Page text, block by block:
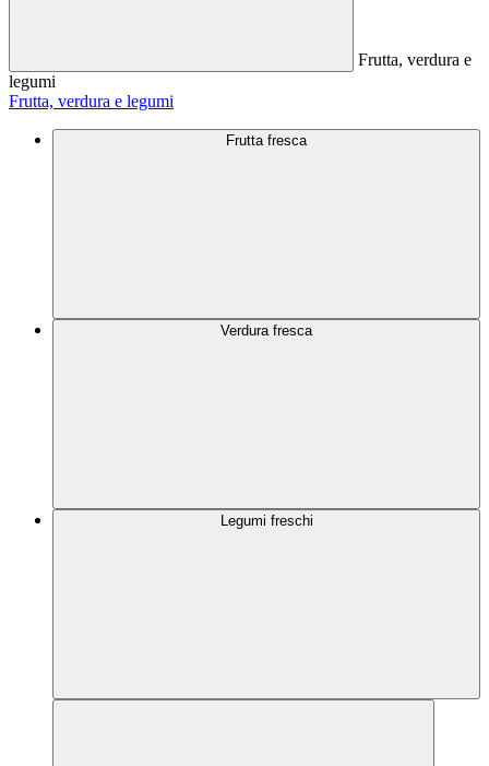
Frutta, verdura e
legumi
Frutta, verdura e legumi
Frutta fresca
Verdura fresca
Legumi freschi